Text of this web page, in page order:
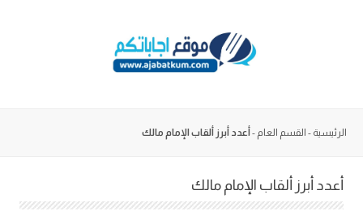
الرئيسية - القسم العام - أعدد أبرز ألقاب الإمام مالك
أعدد أبرز ألقاب الإمام مالك